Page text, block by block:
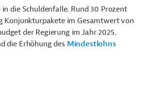
die Schuldenfalle. Rund 30 Prozent
Konjunkturpakete im Gesamtwert von
der Regierung im Jahr 2025.
die Erhöhung des Mindestlohns